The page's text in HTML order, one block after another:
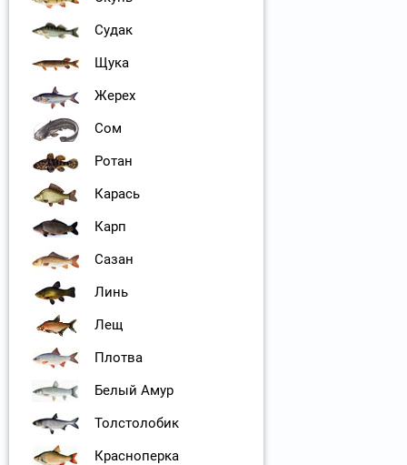
Судак
Щука
Жерех
Сом
Ротан
Карась
Карп
Сазан
Линь
Лещ
Плотва
Белый Амур
Толстолобик
Красноперка